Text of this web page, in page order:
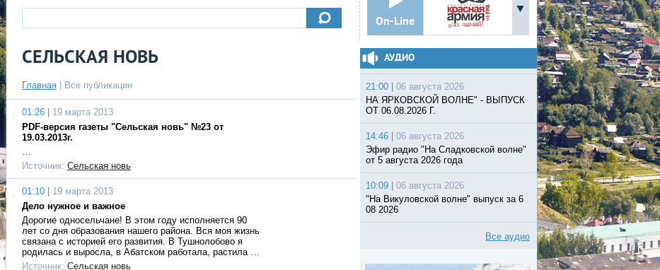
On-Line
СЕЛЬСКАЯ НОВЬ
Главная Все публикации
01:26 |
19 марта 2013
PDF-версия газеты "Сельская новь" №23 от
19.03.2013г.
…
Источник: Сельская новь
01:10 |
19 марта 2013
Дело нужное и важное
Дорогие односельчане! В этом году исполняется 90
лет со дня образования нашего района. Вся моя жизнь
связана с историей его развития. В Тушнолобово я
родилась и выросла, в Абатском работала, растила …
Источник: Сельская новь
АУДИО
21:00 |
06 августа 2026
НА ЯРКОВСКОЙ ВОЛНЕ" - ВЫПУСК
ОТ 06.08.2026 Г.
14:46 |
06 августа 2026
Эфир радио "На Сладковской волне"
от 5 августа 2026 года
10:09 |
06 августа 2026
"На Викуловской волне" выпуск за 6
08 2026
Все аудио